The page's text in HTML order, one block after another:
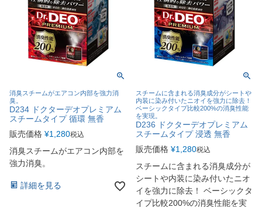
消臭スチームがエアコン内部を強力消
臭。
D234 ドクターデオプレミアム
スチームタイプ 循環 無香
販売価格 ¥1,280税込
消臭スチームがエアコン内部を
強力消臭。
詳細を見る
スチームに含まれる消臭成分がシートや
内装に染み付いたニオイを強力に除去！
ベーシックタイプ比較200%の消臭性能
を実現。
D236 ドクターデオプレミアム
スチームタイプ 浸透 無香
販売価格 ¥1,280税込
スチームに含まれる消臭成分が
シートや内装に染み付いたニオ
イを強力に除去！ ベーシックタ
イプ比較200%の消臭性能を実